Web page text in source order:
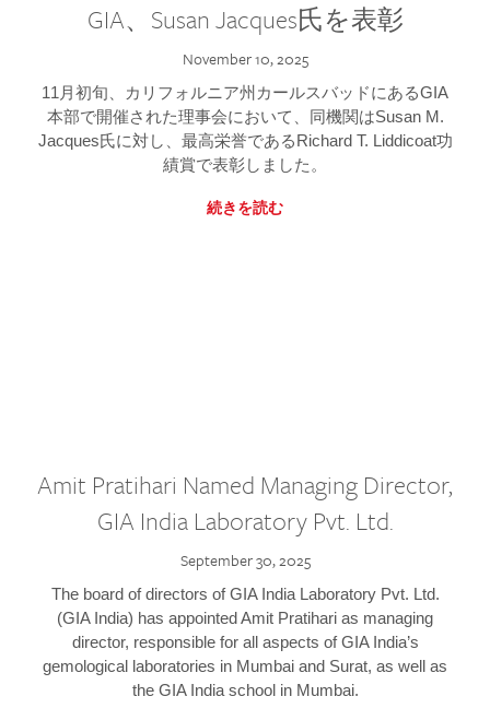
GIA、Susan Jacques氏を表彰
November 10, 2025
11月初旬、カリフォルニア州カールスバッドにあるGIA
本部で開催された理事会において、同機関はSusan M.
Jacques氏に対し、最高栄誉であるRichard T. Liddicoat功
績賞で表彰しました。
続きを読む
Amit Pratihari Named Managing Director,
GIA India Laboratory Pvt. Ltd.
September 30, 2025
The board of directors of GIA India Laboratory Pvt. Ltd.
(GIA India) has appointed Amit Pratihari as managing
director, responsible for all aspects of GIA India’s
gemological laboratories in Mumbai and Surat, as well as
the GIA India school in Mumbai.